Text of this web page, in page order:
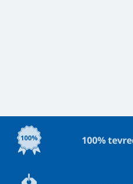
100%